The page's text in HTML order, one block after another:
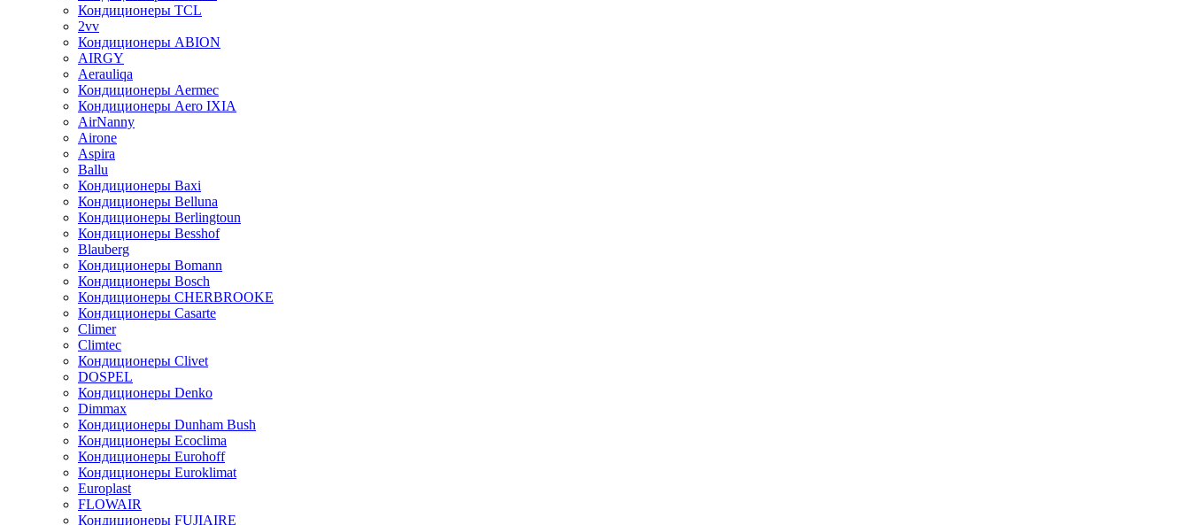
Кондиционеры TCL
2vv
Кондиционеры ABION
AIRGY
Aerauliqa
Кондиционеры Aermec
Кондиционеры Aero IXIA
AirNanny
Airone
Aspira
Ballu
Кондиционеры Baxi
Кондиционеры Belluna
Кондиционеры Berlingtoun
Кондиционеры Besshof
Blauberg
Кондиционеры Bomann
Кондиционеры Bosch
Кондиционеры CHERBROOKE
Кондиционеры Casarte
Climer
Climtec
Кондиционеры Clivet
DOSPEL
Кондиционеры Denko
Dimmax
Кондиционеры Dunham Bush
Кондиционеры Ecoclima
Кондиционеры Eurohoff
Кондиционеры Euroklimat
Europlast
FLOWAIR
Кондиционеры FUJIAIRE